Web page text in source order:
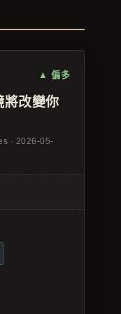
▲ 偏多
將改變你
· 2026-05-